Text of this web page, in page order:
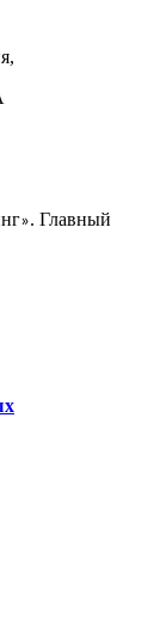
». Главный